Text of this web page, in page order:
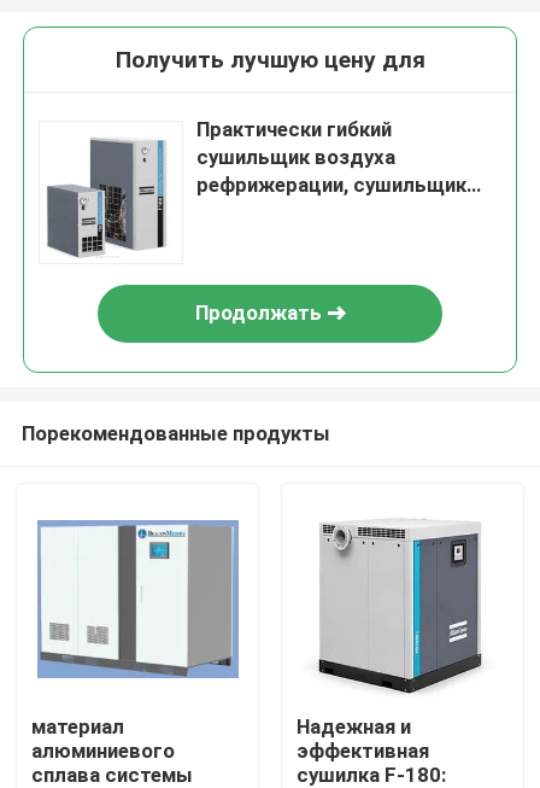
Главная страница
Получить лучшую цену для
Практически гибкий
сушильщик воздуха
рефрижерации, сушильщик
Продолжать
Порекомендованные продукты
материал
алюминиевого
сплава системы
Надежная и
эффективная
сушилка F-180: